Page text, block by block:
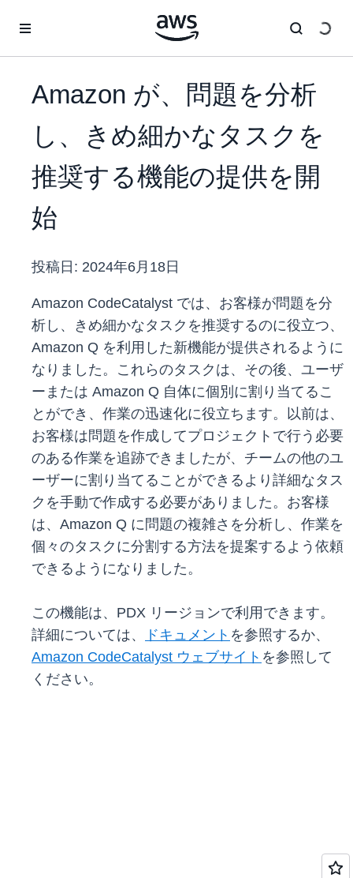
Amazon が、問題を分析
し、きめ細かなタスクを
推奨する機能の提供を開
始
投稿日: 2024年6月18日
Amazon CodeCatalyst では、お客様が問題を分
析し、きめ細かなタスクを推奨するのに役立つ、
Amazon Q を利用した新機能が提供されるように
なりました。これらのタスクは、その後、ユーザ
ーまたは Amazon Q 自体に個別に割り当てるこ
とができ、作業の迅速化に役立ちます。以前は、
お客様は問題を作成してプロジェクトで行う必要
のある作業を追跡できましたが、チームの他のユ
ーザーに割り当てることができるより詳細なタス
クを手動で作成する必要がありました。お客様
は、Amazon Q に問題の複雑さを分析し、作業を
個々のタスクに分割する方法を提案するよう依頼
できるようになりました。
この機能は、PDX リージョンで利用できます。
詳細については、
ドキュメント を参照するか、
Amazon CodeCatalyst ウェブサイト を参照して
ください。